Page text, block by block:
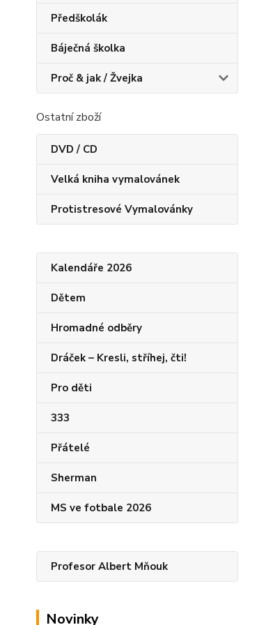
Předškolák
Báječná školka
Proč & jak / Žvejka
Ostatní zboží
DVD / CD
Velká kniha vymalovánek
Protistresové Vymalovánky
Kalendáře 2026
Dětem
Hromadné odběry
Dráček – Kresli, stříhej, čti!
Pro děti
333
Přátelé
Sherman
MS ve fotbale 2026
Profesor Albert Mňouk
Novinky